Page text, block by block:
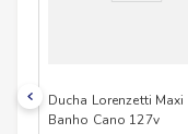
Ducha Lorenzetti Maxi
Banho Cano 127v